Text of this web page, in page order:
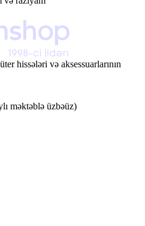
hissələri və aksessuarlarının
məktəblə üzbəüz)